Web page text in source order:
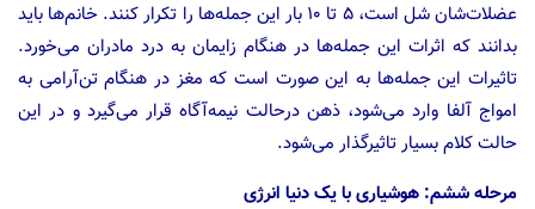
عضلات‌شان شل است، ۵ تا ۱۰ بار این جمله‌ها را تکرار کنند. خانم‌ها باید
بدانند که اثرات این جمله‌ها در هنگام زایمان به درد مادران می‌خورد.
تاثیرات این جمله‌ها به این صورت است که مغز در هنگام تن‌آرامی به
امواج آلفا وارد می‌شود، ذهن درحالت نیمه‌آگاه قرار می‌گیرد و در این
حالت کلام بسیار تاثیرگذار می‌شود.
مرحله ششم: هوشیاری با یک دنیا انرژی